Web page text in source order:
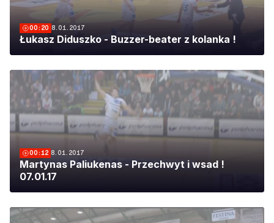
00:20 8.01.2017
Łukasz Diduszko - Buzzer-beater z kolanka !
00:12 8.01.2017
Martynas Paliukenas - Przechwyt i wsad !
07.01.17